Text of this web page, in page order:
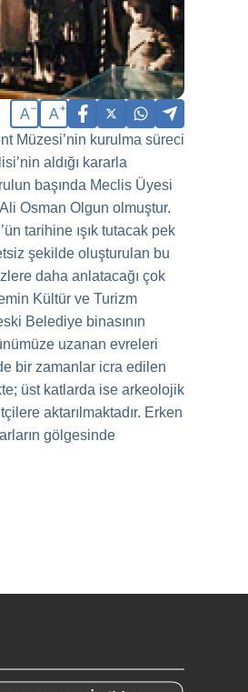
A
A
Müzesi’nin kurulma süreci
aldığı kararla
başında Meclis Üyesi
Osman Olgun olmuştur.
tarihine ışık tutacak pek
şekilde oluşturulan bu
daha anlatacağı çok
Kültür ve Turizm
Belediye binasının
uzanan evreleri
bir zamanlar icra edilen
üst katlarda ise arkeolojik
aktarılmaktadır. Erken
gölgesinde